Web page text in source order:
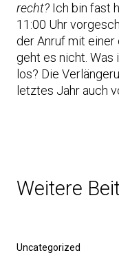
recht? Ich bin fast
11:00 Uhr
der Anruf mit
geht es nicht. Was
los? Die
letztes Jahr auch
Weitere
Uncategorized